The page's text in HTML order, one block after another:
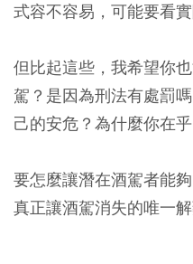
式容不容易，可能要看
但比起這些，我希望你
駕？是因為刑法有處罰
己的安危？為什麼你在
要怎麼讓潛在酒駕者能
真正讓酒駕消失的唯一解